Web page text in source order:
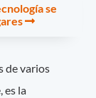
se
de varios
es la